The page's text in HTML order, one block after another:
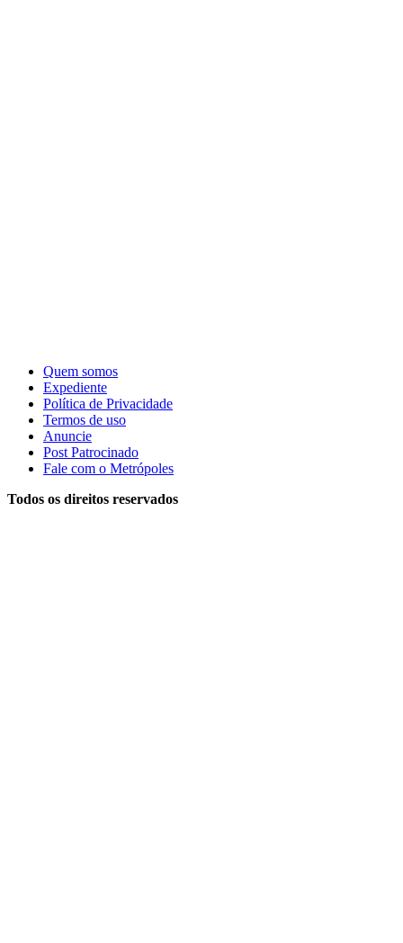
Quem somos
Expediente
Política de Privacidade
Termos de uso
Anuncie
Post Patrocinado
Fale com o Metrópoles
Todos os direitos reservados